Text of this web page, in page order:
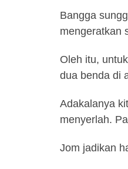
Bangga
mengeratkan
Oleh itu,
dua benda di
Adakalanya
menyerlah.
Jom jadikan